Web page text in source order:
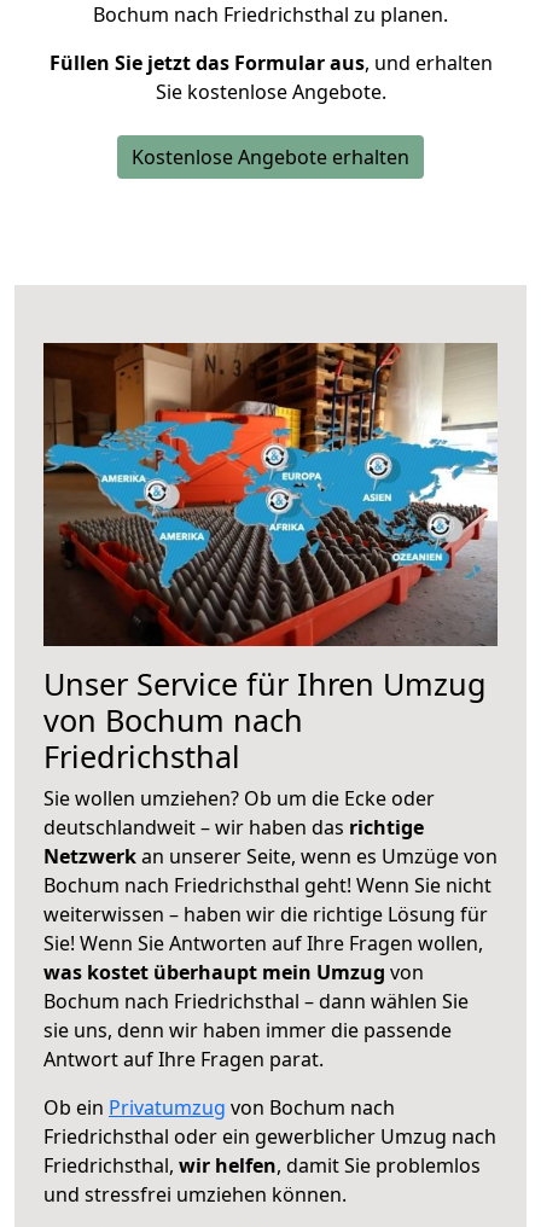
Bochum nach Friedrichsthal zu planen.
Füllen Sie jetzt das Formular aus, und erhalten
Sie kostenlose Angebote.
Kostenlose Angebote erhalten
Unser Service für Ihren Umzug
von Bochum nach
Friedrichsthal
Sie wollen umziehen? Ob um die Ecke oder
deutschlandweit – wir haben das richtige
Netzwerkan unserer Seite, wenn es Umzüge von
Bochum nach Friedrichsthal geht! Wenn Sie nicht
weiterwissen – haben wir die richtige Lösung für
Sie! Wenn Sie Antworten auf Ihre Fragen wollen,
was kostet überhaupt mein Umzug von
Bochum nach Friedrichsthal – dann wählen Sie
sie uns, denn wir haben immer die passende
Antwort auf Ihre Fragen parat.
Ob ein Privatumzug von Bochum nach
Friedrichsthal oder ein gewerblicher Umzug nach
Friedrichsthal, wir helfen, damit Sie problemlos
und stressfrei umziehen können.